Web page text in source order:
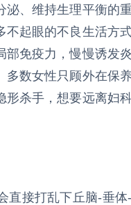
、维持生理平衡的
起眼的不良生活方
免疫力，慢慢诱发
数女性只顾外在保
杀手，想要远离妇
直接打乱下丘脑-垂